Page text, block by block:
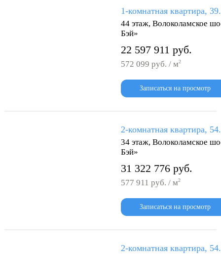
1-комнатная квартира,
44 этаж, Волоколамское
Бэй»
22 597 911 руб.
572 099 руб. / м2
Записаться на просмотр
2-комнатная квартира,
34 этаж, Волоколамское
Бэй»
31 322 776 руб.
577 911 руб. / м2
Записаться на просмотр
2-комнатная квартира,